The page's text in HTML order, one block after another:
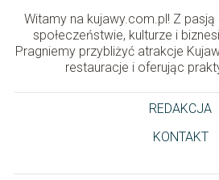
Witamy na kujawy.com.pl! Z
społeczeństwie, kulturze i
Pragniemy przybliżyć atrakcje
restauracje i oferując
REDAKCJA
KONTAKT